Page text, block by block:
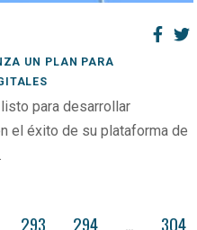
UN PLAN PARA
para desarrollar
el éxito de su plataforma de
293 294 … 304